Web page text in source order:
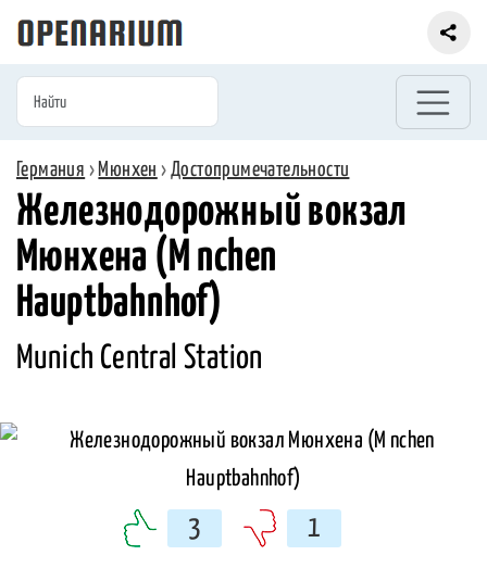
Германия › Мюнхен ›Достопримечательности
Железнодорожный вокзал
Мюнхена (M nchen
Hauptbahnhof)
Munich Central Station
3 1